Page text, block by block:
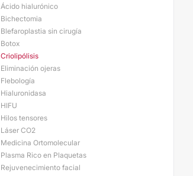
Ácido hialurónico
Bichectomia
Blefaroplastia sin cirugía
Botox
Criolipólisis
Eliminación ojeras
Flebología
Hialuronidasa
HIFU
Hilos tensores
Láser CO2
Medicina Ortomolecular
Plasma Rico en Plaquetas
Rejuvenecimiento facial